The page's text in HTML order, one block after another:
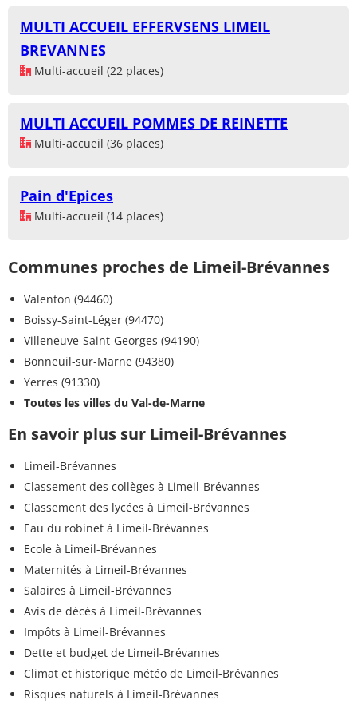
MULTI ACCUEIL EFFERVSENS LIMEIL
BREVANNES
Multi-accueil (22 places)
MULTI ACCUEIL POMMES DE REINETTE
Multi-accueil (36 places)
Pain d'Epices
Multi-accueil (14 places)
Communes proches de Limeil-Brévannes
Valenton (94460)
Boissy-Saint-Léger (94470)
Villeneuve-Saint-Georges (94190)
Bonneuil-sur-Marne (94380)
Yerres (91330)
Toutes les villes du Val-de-Marne
En savoir plus sur Limeil-Brévannes
Limeil-Brévannes
Classement des collèges à Limeil-Brévannes
Classement des lycées à Limeil-Brévannes
Eau du robinet à Limeil-Brévannes
Ecole à Limeil-Brévannes
Maternités à Limeil-Brévannes
Salaires à Limeil-Brévannes
Avis de décès à Limeil-Brévannes
Impôts à Limeil-Brévannes
Dette et budget de Limeil-Brévannes
Climat et historique météo de Limeil-Brévannes
Risques naturels à Limeil-Brévannes